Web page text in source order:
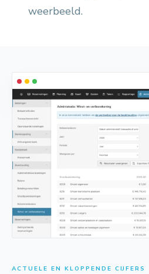
weerbeeld.
ACTUELE EN KLOPPENDE CIJFERS